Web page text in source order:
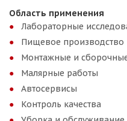
Область применения
Лабораторные
Пищевое производство
Монтажные и
Малярные работы
Автосервисы
Контроль качества